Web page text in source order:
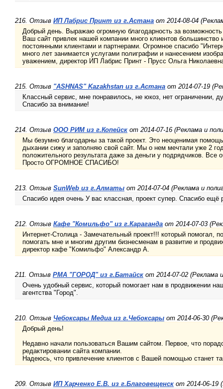
216. Отзыв ИП Лабрис Принт из г.Астана от 2014-08-04
Добрый день. Выражаю огромную благодарность за
Ваш сайт привлек нашей компании много клиентов большинство
постоянными клиентами и партнерами. Огромное спасибо
много лет занимается услугами полиграфии и нанесением
уважением, директор ИП Лабрис Принт - Прусс Ольга
215. Отзыв "ASHNAS" Kazakhstan из г.Астана от 2014-07-19
Классный сервис, мне понравилось, не юкоз, нет ограничении,
Спасибо за внимание!
214. Отзыв ООО РИМ из г.Копейск от 2014-07-16 (Реклама и
Мы безумно благодарны за такой проект. Это неоценимая
дыхании сижу и заполняю свой сайт. Мы о нем мечтали уже 2
положительного результата даже за деньги у подрядчиков. Все
Просто ОГРОМНОЕ СПАСИБО!
213. Отзыв SunWeb из г.Алматы от 2014-07-04 (Реклама и
Спасибо идея очень У вас классная, проект супер. Спасибо ещё
212. Отзыв Кафе "Комильфо" из г.Караганда от 2014-07-03
Интернет-Столица - Замечательный проект!!! который помогал,
помогать мне и многим другим бизнесменам в развитие и
директор кафе "Комильфо" Александр А.
211. Отзыв РМА "ГОРОД" из г.Батайск от 2014-07-02 (Реклама
Очень удобный сервис, который помогает нам в продвижении
агентства "Город".
210. Отзыв Чебоксары Медиа из г.Чебоксары от 2014-06-30
Добрый день!
Недавно начали пользоваться Вашим сайтом. Первое, что
редактировании сайта компании.
Надеюсь, что привлечение клиентов с Вашей помощью станет
209. Отзыв ИП Харченко Е.В. из г.Благовещенск от 2014-06-19